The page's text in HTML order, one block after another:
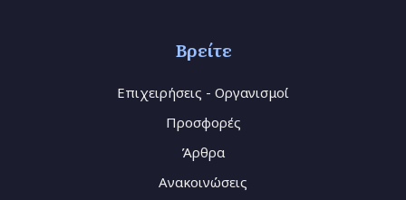
Βρείτε
Επιχειρήσεις - Οργανισμοί
Προσφορές
Άρθρα
Ανακοινώσεις